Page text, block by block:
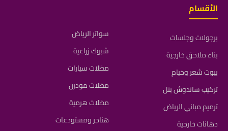
الأقسام
برجولات وجلسات
بناء ملاحق خارجية
بيوت شعر وخيام
تركيب ساندوش بنل
ترميم مباني الرياض
دهانات خارجية
سواتر الرياض
شبوك زراعية
مظلات سيارات
مظلات مودرن
مظلات هرمية
هناجر ومستودعات